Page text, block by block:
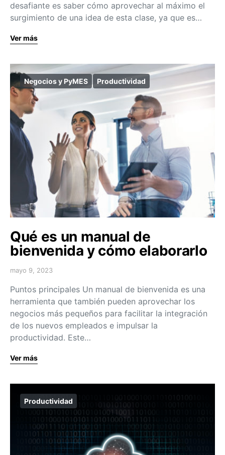
desafiante es saber cómo aprovechar al máximo el
surgimiento de una idea de esta clase, ya que es…
Ver más
Negocios y PyMES Productividad
Qué es un manual de
bienvenida y cómo elaborarlo
mayo 9, 2023
Puntos principales Un manual de bienvenida es una
herramienta que también pueden aprovechar los
negocios más pequeños para facilitar la integración
de los nuevos empleados e impulsar la
productividad. Este…
Ver más
Productividad